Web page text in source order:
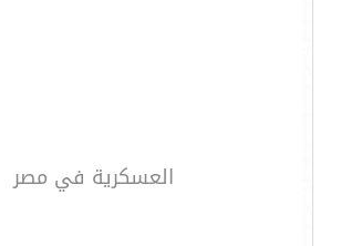
العسكرية في مصر